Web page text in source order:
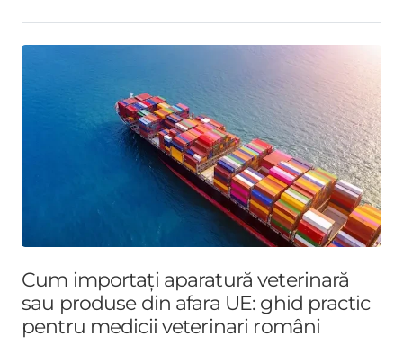
Cum importați aparatură veterinară
sau produse din afara UE: ghid practic
pentru medicii veterinari români